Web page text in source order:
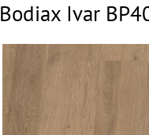
Bodiax Ivar